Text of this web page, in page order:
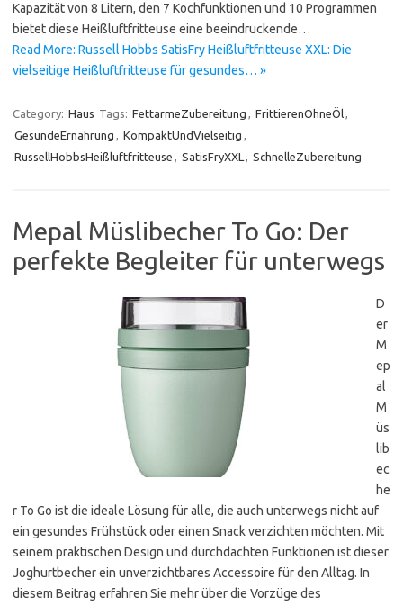
Kapazität von 8 Litern, den 7 Kochfunktionen und 10 Programmen
bietet diese Heißluftfritteuse eine beeindruckende…
Read More: Russell Hobbs SatisFry Heißluftfritteuse XXL: Die
vielseitige Heißluftfritteuse für gesundes… »
Category: Haus Tags: FettarmeZubereitung , FrittierenOhneÖl,
GesundeErnährung , KompaktUndVielseitig ,
RussellHobbsHeißluftfritteuse , SatisFryXXL , SchnelleZubereitung
Mepal Müslibecher To Go: Der
perfekte Begleiter für unterwegs
D
er
M
ep
al
M
üs
lib
ec
he
r To Go ist die ideale Lösung für alle, die auch unterwegs nicht auf
ein gesundes Frühstück oder einen Snack verzichten möchten. Mit
seinem praktischen Design und durchdachten Funktionen ist dieser
Joghurtbecher ein unverzichtbares Accessoire für den Alltag. In
diesem Beitrag erfahren Sie mehr über die Vorzüge des